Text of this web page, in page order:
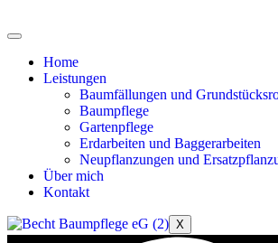
Home
Leistungen
Baumfällungen und
Baumpflege
Gartenpflege
Erdarbeiten und Baggerarbeiten
Neupflanzungen und
Über mich
Kontakt
X